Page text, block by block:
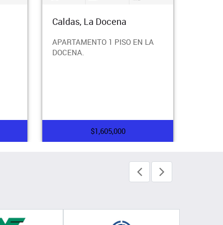
Caldas, La Docena
APARTAMENTO 1 PISO EN LA
DOCENA.
$1,605,000